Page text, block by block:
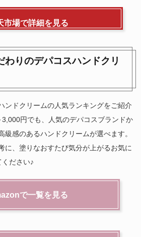
市場で詳細を見る
わりのデパコスハンドクリ
ンドクリームの人気ランキングをご紹介
円でも、人気のデパコスブランドか
級感のあるハンドクリームが選べます。
に、塗りなおすたび気分が上がるお気に
ださい♪
で一覧を見る